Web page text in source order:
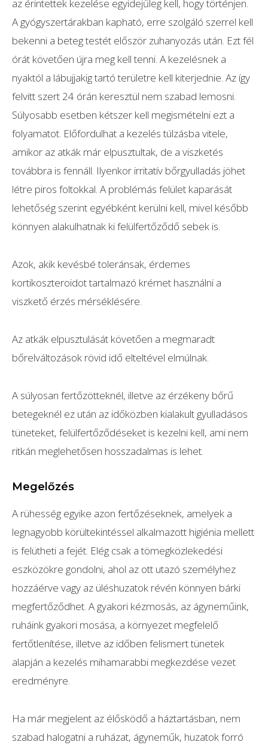
az érintettek kezelése egyidejűleg kell, hogy történjen.
A gyógyszertárakban kapható, erre szolgáló szerrel kell
bekenni a beteg testét először zuhanyozás után. Ezt fél
órát követően újra meg kell tenni. A kezelésnek a
nyaktól a lábujjakig tartó területre kell kiterjednie. Az így
felvitt szert 24 órán keresztül nem szabad lemosni.
Súlyosabb esetben kétszer kell megismételni ezt a
folyamatot. Előfordulhat a kezelés túlzásba vitele,
amikor az atkák már elpusztultak, de a viszketés
továbbra is fennáll. Ilyenkor irritatív bőrgyulladás jöhet
létre piros foltokkal. A problémás felület kaparását
lehetőség szerint egyébként kerülni kell, mivel később
könnyen alakulhatnak ki felülfertőződő sebek is.
Azok, akik kevésbé toleránsak, érdemes
kortikoszteroidot tartalmazó krémet használni a
viszkető érzés mérséklésére.
Az atkák elpusztulását követően a megmaradt
bőrelváltozások rövid idő elteltével elmúlnak.
A súlyosan fertőzötteknél, illetve az érzékeny bőrű
betegeknél ez után az időközben kialakult gyulladásos
tüneteket, felülfertőződéseket is kezelni kell, ami nem
ritkán meglehetősen hosszadalmas is lehet.
Megelőzés
A rühesség egyike azon fertőzéseknek, amelyek a
legnagyobb körültekintéssel alkalmazott higiénia mellett
is felütheti a fejét. Elég csak a tömegközlekedési
eszközökre gondolni, ahol az ott utazó személyhez
hozzáérve vagy az üléshuzatok révén könnyen bárki
megfertőződhet. A gyakori kézmosás, az ágyneműink,
ruháink gyakori mosása, a környezet megfelelő
fertőtlenítése, illetve az időben felismert tünetek
alapján a kezelés mihamarabbi megkezdése vezet
eredményre.
Ha már megjelent az élősködő a háztartásban, nem
szabad halogatni a ruházat, ágyneműk, huzatok forró